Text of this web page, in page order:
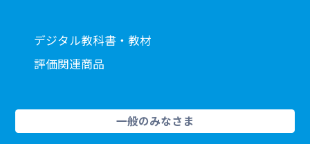
デジタル教科書・教材
評価関連商品
一般のみなさま